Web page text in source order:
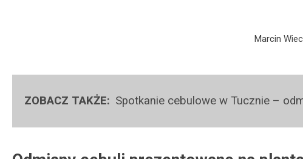
Marcin
Spotkanie cebulowe w Tucznie –